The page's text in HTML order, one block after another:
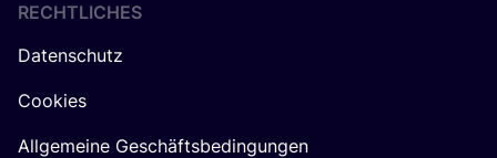
RECHTLICHES
Datenschutz
Cookies
Allgemeine Geschäftsbedingungen